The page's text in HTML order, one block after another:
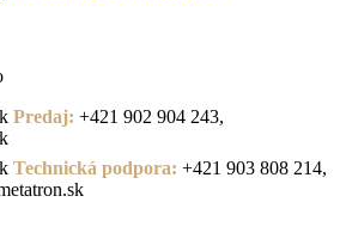
Predaj: +421 902 904 243,
Technická podpora: +421 903 808 214,